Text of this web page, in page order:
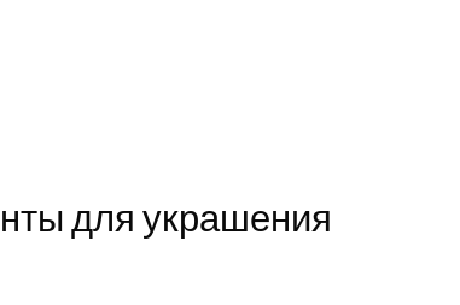
для украшения